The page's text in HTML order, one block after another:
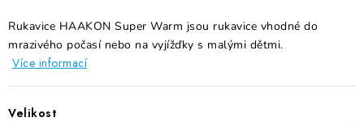
Rukavice HAAKON Super Warm jsou rukavice vhodné do
mrazivého počasí nebo na vyjížďky s malými dětmi.
Více informací
Velikost